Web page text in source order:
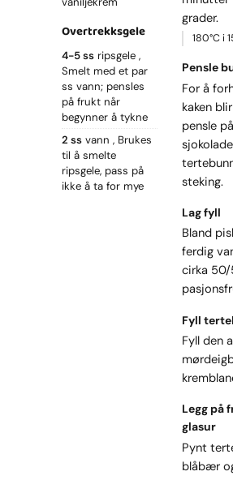
Overtrekksgele
4-5 ss ripsgele
Smelt med et par
ss vann; pensles
på frukt når
begynner å tykne
2 ss vann
Brukes
til å smelte
ripsgele, pass på
ikke å ta for mye
grader.
180°C i
Pensle
For å
kaken
pensle
steking.
Lag fyll
Bland
ferdig
cirka 50/
Fyll
Fyll den
Legg på
glasur
Pynt
blåbær